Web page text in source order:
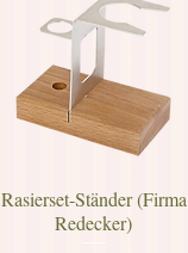
Rasierset-Ständer (Firma
Redecker)